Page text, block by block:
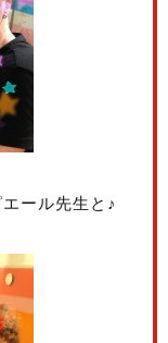
ール先生と♪